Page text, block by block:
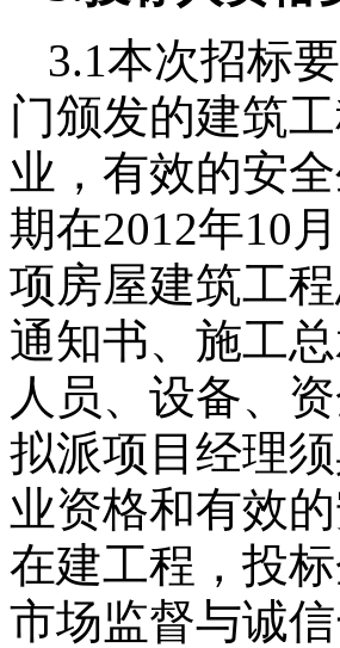
3.1本次招标
门颁发的建筑
业，有效的安
期在2012年10 月
项房屋建筑工
通知书、施工
人员、设备、
拟派项目经理
业资格和有效
在建工程，投
市场监督与诚